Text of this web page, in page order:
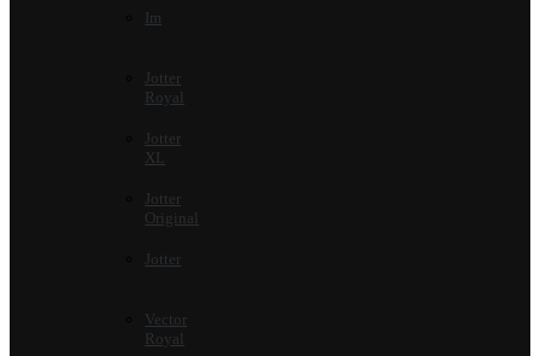
Im
Jotter
Royal
Jotter
XL
Jotter
Original
Jotter
Vector
Royal